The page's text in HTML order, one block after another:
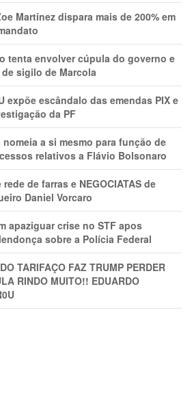
Martínez dispara mais de 200% em
tenta envolver cúpula do governo e
sigilo de Marcola
expõe escândalo das emendas PIX e
da PF
nomeia a si mesmo para função de
relativos a Flávio Bolsonaro
de farras e NEGOCIATAS de
Daniel Vorcaro
apaziguar crise no STF apos
sobre a Polícia Federal
TARIFAÇO FAZ TRUMP PERDER
RINDO MUITO!! EDUARDO